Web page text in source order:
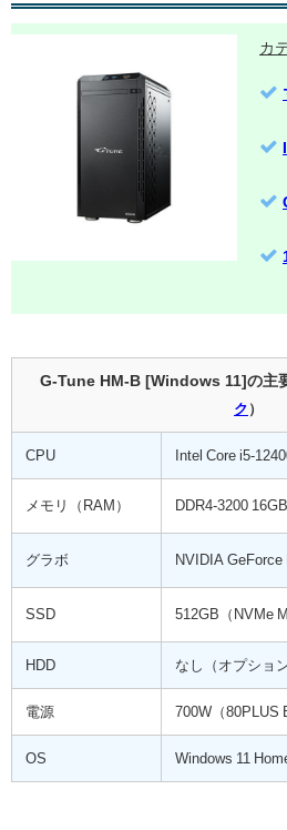
カ
G-Tune HM-B [Windows 11]の主
ク ）
CPU Intel Core i5-
メモリ（RAM） DDR4-3200
グラボ NVIDIA GeForce
SSD 512GB（NVMe
HDD なし（オプショ
電源 700W（80PLUS
OS Windows 11